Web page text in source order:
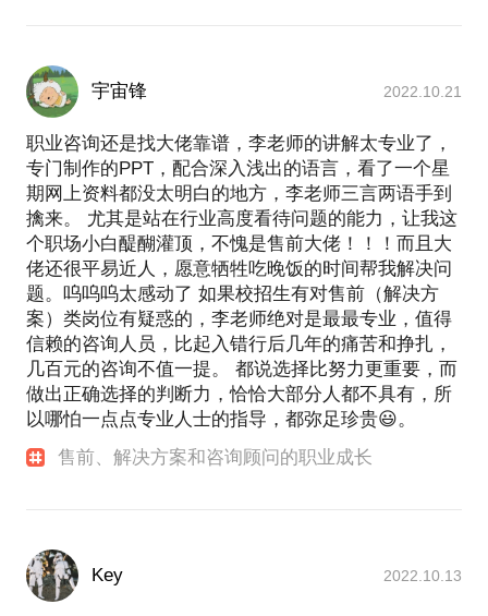
宇宙锋 2022.10.21
职业咨询还是找大佬靠谱，李老师的讲解太专业了，
专门制作的PPT，配合深入浅出的语言，看了一个星
期网上资料都没太明白的地方，李老师三言两语手到
擒来。 尤其是站在行业高度看待问题的能力，让我这
个职场小白醍醐灌顶，不愧是售前大佬！！！而且大
佬还很平易近人，愿意牺牲吃晚饭的时间帮我解决问
题。呜呜呜太感动了 如果校招生有对售前（解决方
案）类岗位有疑惑的，李老师绝对是最最专业，值得
信赖的咨询人员，比起入错行后几年的痛苦和挣扎，
几百元的咨询不值一提。 都说选择比努力更重要，而
做出正确选择的判断力，恰恰大部分人都不具有，所
以哪怕一点点专业人士的指导，都弥足珍贵😃。
售前、解决方案和咨询顾问的职业成长
Key 2022.10.13